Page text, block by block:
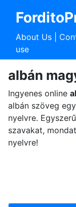
About Us|
use
albán
Ingyenes online
albán szöveg
nyelvre.
szavakat,
nyelvre!